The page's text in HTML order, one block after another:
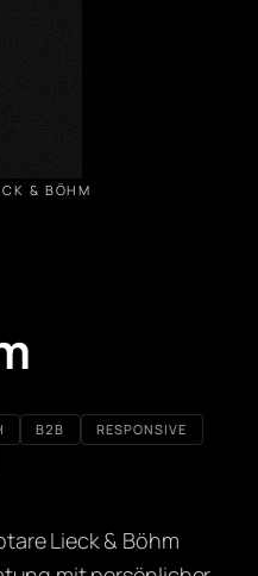
& BÖHM
B2B
RESPONSIVE
Lieck & Böhm